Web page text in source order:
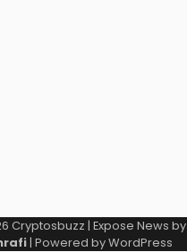
Cryptosbuzz | Expose News by
| Powered byWordPress